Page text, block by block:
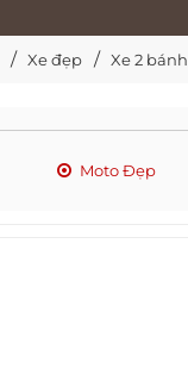
Xe đẹp Xe 2 bánh
Moto Đẹp